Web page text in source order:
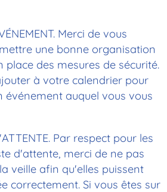
Merci de vous
une bonne organisation
place des mesures de sécurité.
à votre calendrier pour
événement auquel vous vous
Par respect pour les
d'attente, merci de ne pas
veille afin qu'elles puissent
correctement. Si vous êtes sur